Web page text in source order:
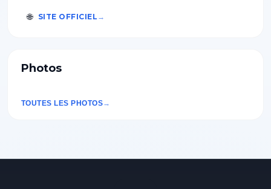
🌐 SITE OFFICIEL
Photos
TOUTES LES PHOTOS